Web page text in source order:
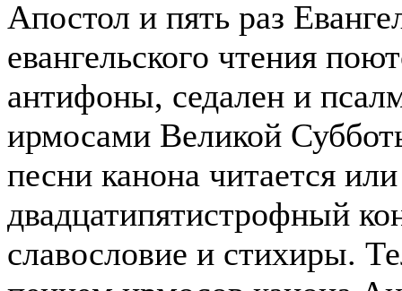
Апостол и пять раз
евангельского чтения
антифоны, седален и
ирмосами Великой
песни канона читается
двадцатипятистрофный
славословие и стихиры.